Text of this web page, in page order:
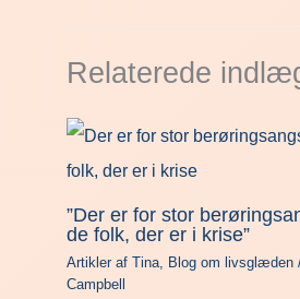
Relaterede
”Der er for stor
de folk, der er i krise”
Artikler af Tina Blog om livsglæden
Campbell